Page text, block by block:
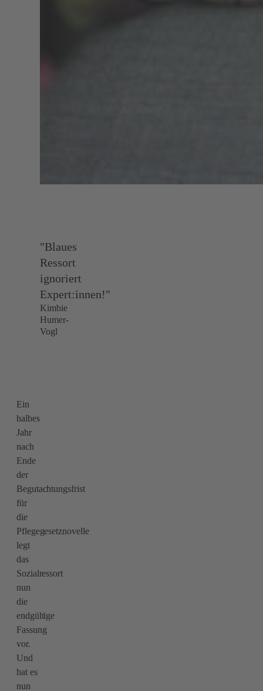
"Blaues
Ressort
ignoriert
Expert:innen!"
Kimbie
Humer-
Vogl
Ein
halbes
Jahr
nach
Ende
der
Begutachtungsfrist
für
die
Pflegegesetznovelle
legt
das
Sozialressort
nun
die
endgültige
Fassung
vor.
Und
hat es
nun